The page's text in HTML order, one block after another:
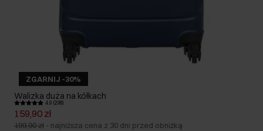
ZGARNIJ -30%
Walizka duża na kółkach
4.9 (298)
159,90 zł
199,90 zł - najniższa cena z 30 dni przed obniżką